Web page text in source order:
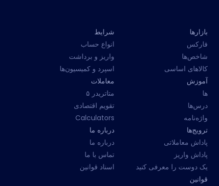
بازارها
فارکس
شاخص‌ها
کالاهای اساسی
شرایط
انواع حساب
واریز و برداشت
اسپرد و کمیسیون‌ها
آموزش
ها
درس‌ها
واژه‌نامه
معاملات
متاتریدر ۵
تقویم اقتصادی
Calculators
ترویج‌ها
پاداش معاملاتی
پاداش واریز
یک دوست را معرفی کنید
درباره ما
درباره ما
تماس با ما
اسناد قوانین
قوانین